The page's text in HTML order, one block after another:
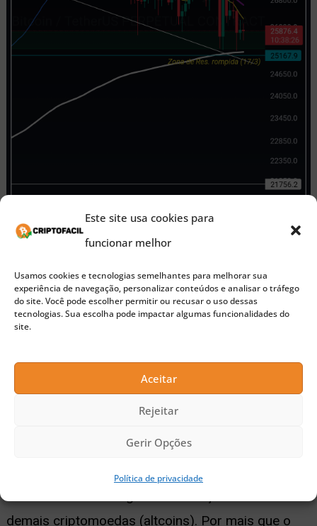
Este site usa cookies para
funcionar melhor
Usamos cookies e tecnologias semelhantes para melhorar sua
experiência de navegação, personalizar conteúdos e analisar o tráfego
do site. Você pode escolher permitir ou recusar o uso dessas
tecnologias. Sua escolha pode impactar algumas funcionalidades do
site.
Aceitar
Rejeitar
Gerir Opções
Política de privacidade
Leia também:Regulação de stablecoins causa
discórdia entre G7 e G20
Pela análise técnica, vemos o gráfico de
demais criptomoedas (altcoins). Por mais que o